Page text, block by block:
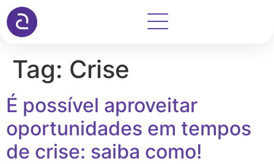
Tag: Crise
É possível aproveitar
oportunidades em tempos
de crise: saiba como!